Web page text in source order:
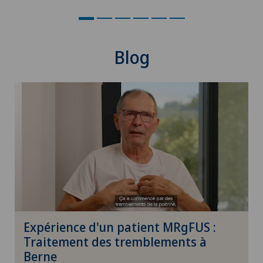
Cynothérapie (thérapie canine)
Déchirure des ligaments
Déchirure du ménisque
Déchirure du talon d’Achille
Densitométrie
Dermatologie & Vénéréologie
Blog
Expérience d'un patient MRgFUS :
Traitement des tremblements à
Berne